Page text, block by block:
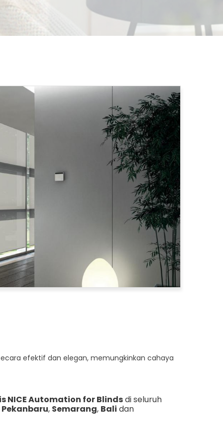
efektif dan elegan, memungkinkan cahaya
NICE Automation for Blindsdi seluruh
Pekanbaru, Semarang, Bali dan